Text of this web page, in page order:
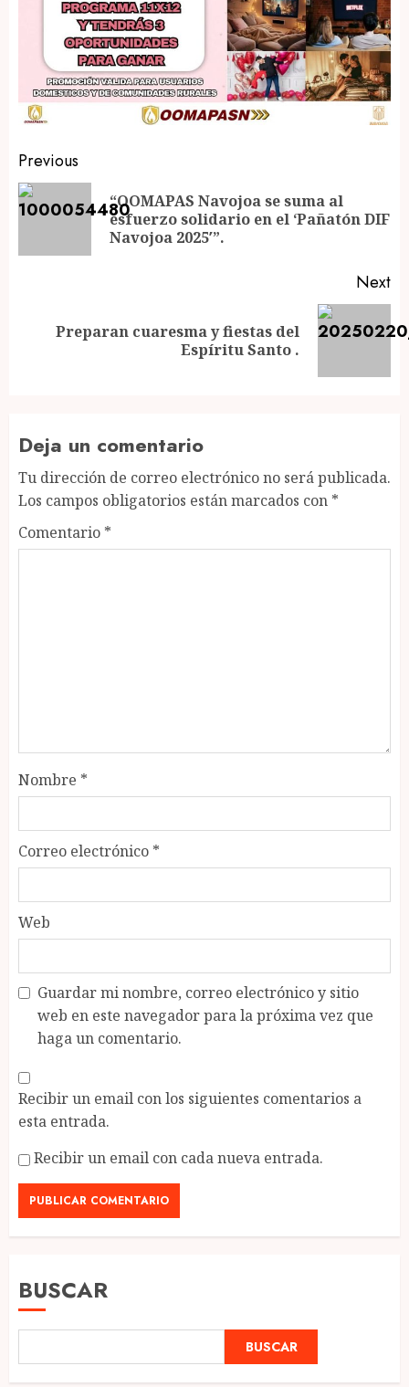
Post
navigation
Previous
“OOMAPAS Navojoa se suma al
esfuerzo solidario en el ‘Pañatón DIF
Navojoa 2025′”.
Next
Preparan cuaresma y fiestas del
Espíritu Santo .
Deja un comentario
Tu dirección de correo electrónico no será publicada.
Los campos obligatorios están marcados con *
Comentario *
Nombre *
Correo electrónico *
Web
Guardar mi nombre, correo electrónico y sitio
web en este navegador para la próxima vez que
haga un comentario.
Recibir un email con los siguientes comentarios a
esta entrada.
Recibir un email con cada nueva entrada.
BUSCAR
BUSCAR